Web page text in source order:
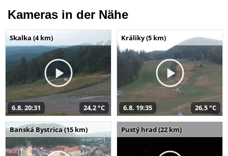
Kameras in der Nähe
Skalka (4 km)
6.8. 20:31 24,2 °C
Králiky (5 km)
6.8. 19:35 26,5 °C
Banská Bystrica (15 km) Pustý hrad (22 km)